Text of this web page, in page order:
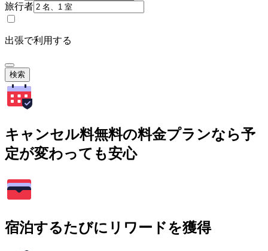
旅行者
出張で利用する
検索
キャンセル料無料の料金プランなら予
定が変わっても安心
宿泊するたびにリワードを獲得